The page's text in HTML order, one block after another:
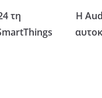
τη
Η